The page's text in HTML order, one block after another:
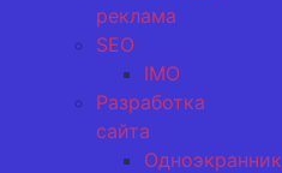
реклама
SEO
IMO
Разработка
сайта
Одноэкранник